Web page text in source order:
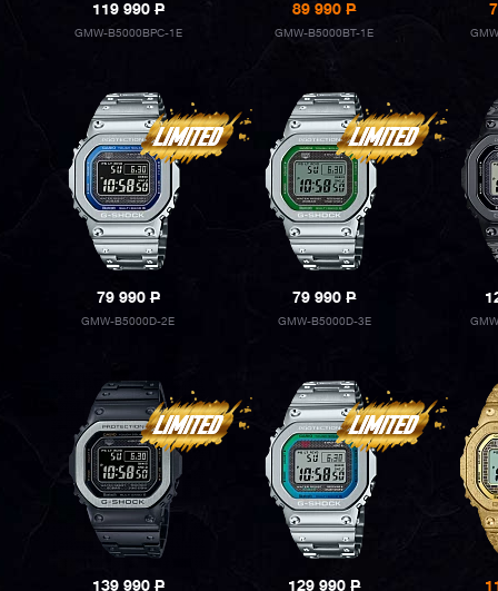
119 990P
GMW-B5000BPC-1E
89 990P
GMW-B5000BT-1E
79 990P
GMW-B5000D-2E
79 990P
GMW-B5000D-3E
139 990P 129 990P